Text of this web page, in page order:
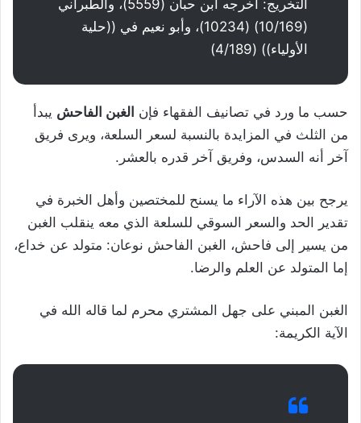
التخريج: أخرجه ابن حبان (5559)، والطبراني
(10/169) (10234)، وأبو نعيم في ((حلية
الأولياء)) (4/189)
حسب ما ورد في تصانيف الفقهاء فإن الغبن الفاحش يبدأ
من الثلث في المزايدة بالنسبة لسعر السلعة، ويرى فريق
آخر أنه السدس، وفريق آخر قدره بالعشر.
يرجح بين هذه الآراء ما يسنح للمختصين وأهل الخبرة في
تقدير الحد والسعر السوقي للسلعة الذي معه ينقلب الغبن
من يسير إلى فاحش، الغبن الفاحش نوعان: متولد عن خداع،
إما المتولد عن العلم والرضا.
الغبن المبني على جهل المشتري محرم لما قاله الله في
الآية الكريمة: